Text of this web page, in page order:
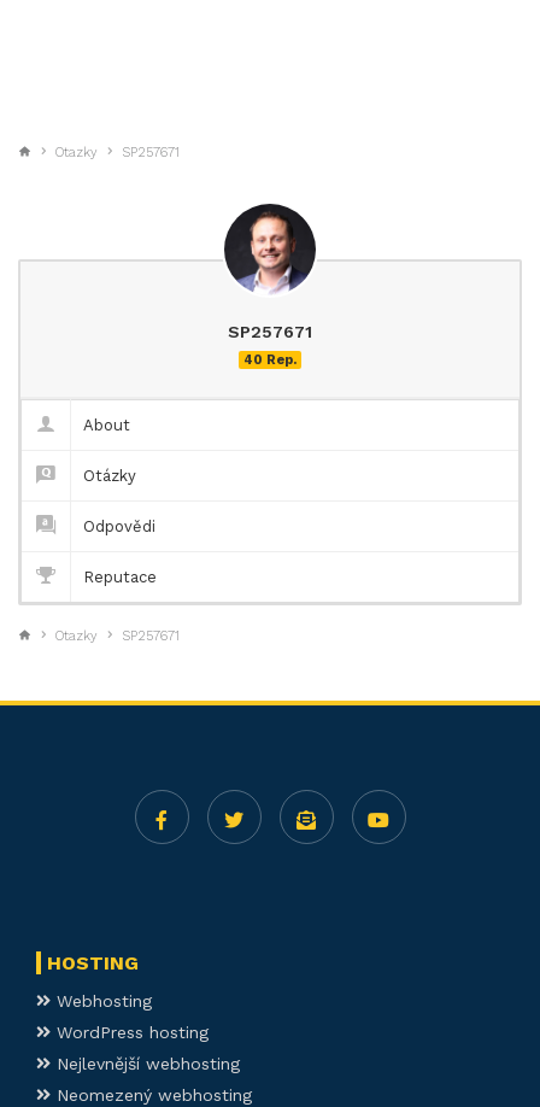
Otazky SP257671
SP257671
40 Rep.
About
Otázky
Odpovědi
Reputace
Otazky SP257671
HOSTING
Webhosting
WordPress hosting
Nejlevnější webhosting
Neomezený webhosting